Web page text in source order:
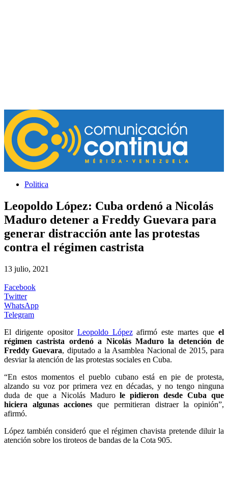
Politica
Leopoldo López: Cuba ordenó a Nicolás
Maduro detener a Freddy Guevara para
generar distracción ante las protestas
contra el régimen castrista
13 julio, 2021
Facebook
Twitter
WhatsApp
Telegram
El dirigente opositor Leopoldo Lópezafirmó este martes queel
régimen castrista ordenó a Nicolás Maduro la detención de
Freddy Guevara, diputado a la Asamblea Nacional de 2015, para
desviar la atención de las protestas sociales en Cuba.
“En estos momentos el pueblo cubano está en pie de protesta,
alzando su voz por primera vez en décadas, y no tengo ninguna
duda de que a Nicolás Madurole pidieron desde Cuba que
hiciera algunas acciones que permitieran distraer la opinión”,
afirmó.
López también consideró que el régimen chavista pretende diluir la
atención sobre los tiroteos de bandas de la Cota 905.